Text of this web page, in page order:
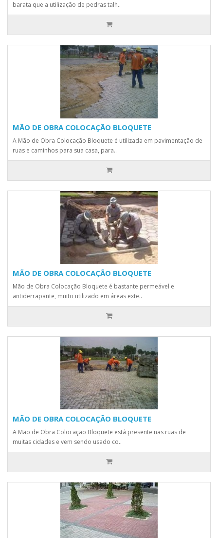
barata que a utilização de pedras talh..
MÃO DE OBRA COLOCAÇÃO BLOQUETE
A Mão de Obra Colocação Bloquete é utilizada em pavimentação de
ruas e caminhos para sua casa, para..
MÃO DE OBRA COLOCAÇÃO BLOQUETE
Mão de Obra Colocação Bloquete é bastante permeável e
antiderrapante, muito utilizado em áreas exte..
MÃO DE OBRA COLOCAÇÃO BLOQUETE
A Mão de Obra Colocação Bloquete está presente nas ruas de
muitas cidades e vem sendo usado co..